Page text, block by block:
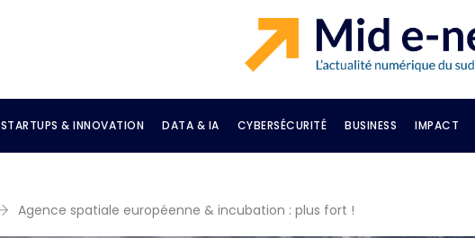
STARTUPS & INNOVATION DATA & IA CYBERSÉCURITÉ BUSINESS IMPACT
Agence spatiale européenne & incubation : plus fort !